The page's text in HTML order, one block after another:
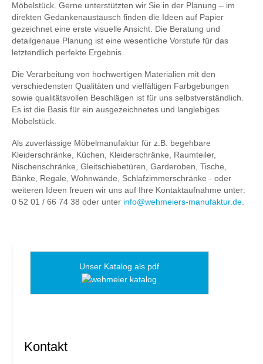
Möbelstück. Gerne unterstützten wir Sie in der Planung – im
direkten Gedankenaustausch finden die Ideen auf Papier
gezeichnet eine erste visuelle Ansicht. Die Beratung und
detailgenaue Planung ist eine wesentliche Vorstufe für das
letztendlich perfekte Ergebnis.
Die Verarbeitung von hochwertigen Materialien mit den
verschiedensten Qualitäten und vielfältigen Farbgebungen
sowie qualitätsvollen Beschlägen ist für uns selbstverständlich.
Es ist die Basis für ein ausgezeichnetes und langlebiges
Möbelstück.
Als zuverlässige Möbelmanufaktur für z.B. begehbare
Kleiderschränke, Küchen, Kleiderschränke, Raumteiler,
Nischenschränke, Gleitschiebetüren, Garderoben, Tische,
Bänke, Regale, Wohnwände, Schlafzimmerschränke - oder
weiteren Ideen freuen wir uns auf Ihre Kontaktaufnahme unter:
0 52 01 / 66 74 38 oder unter info@wehmeiers-manufaktur.de.
Unser Katalog als pdf
Kontakt